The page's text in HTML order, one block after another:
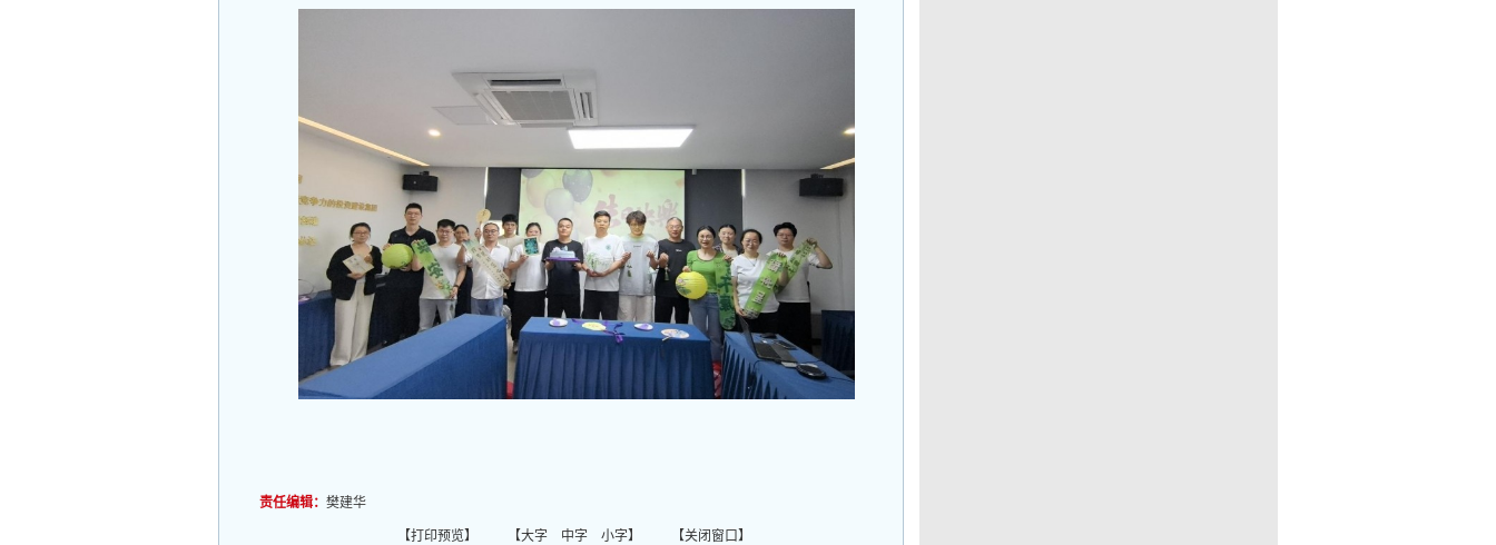
责任编辑： 樊建华
【打印预览】 【大字 中字 小字】 【关闭窗口】